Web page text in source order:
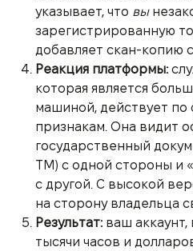
указывает, что вы
зарегистрированную
добавляет скан-копию
Реакция платформы:
которая является
машиной, действует
признакам. Она видит
государственный
ТМ) с одной стороны и
с другой. С высокой
на сторону владельца
Результат:ваш аккаунт,
тысячи часов и